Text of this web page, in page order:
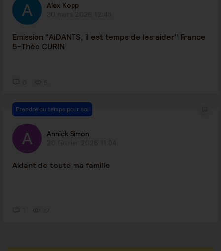
Alex Kopp
Emission "AIDANTS, il est temps de les aider" France
5-Théo CURIN
Prendre du temps pour soi
Annick Simon
Aidant de toute ma famille